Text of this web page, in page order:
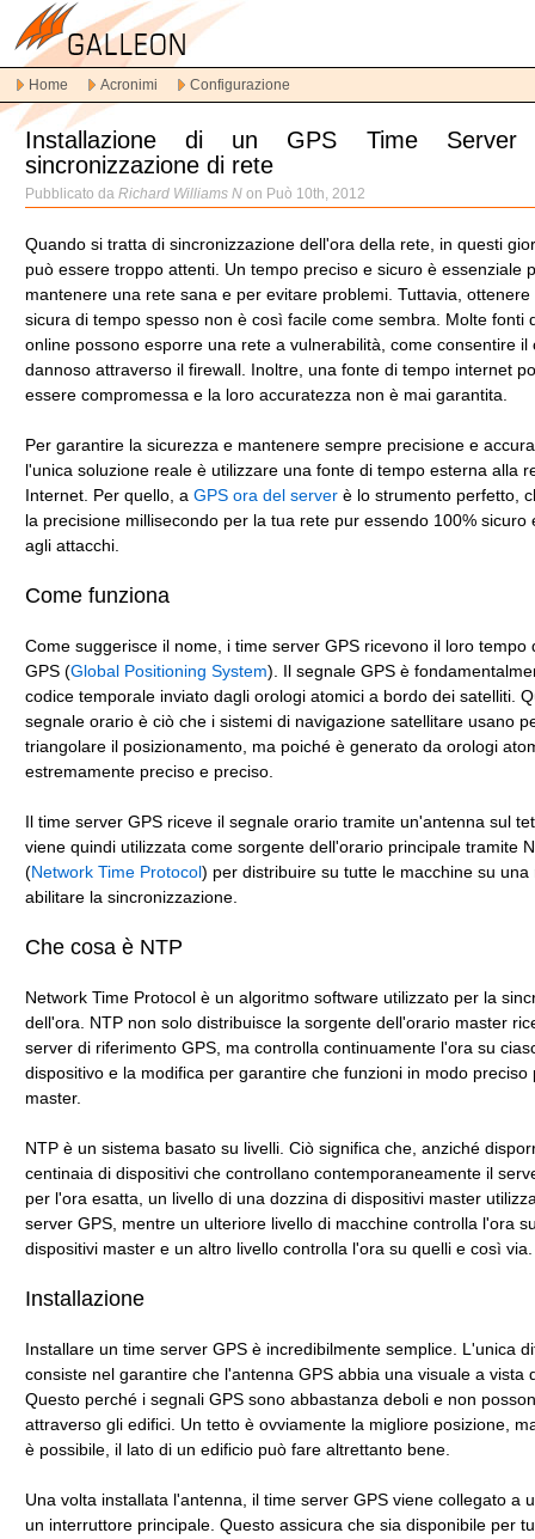
alla
navigazione
principale
Vai
contenuto
principale
contenuto
secondario
Home Acronimi Configurazione
Installazione di un GPS Time
sincronizzazione di rete
Pubblicato da Richard Williams N on Può 10th, 2012
Quando si tratta di sincronizzazione dell'ora della rete, in questi
può essere troppo attenti. Un tempo preciso e sicuro è essenziale
mantenere una rete sana e per evitare problemi. Tuttavia,
sicura di tempo spesso non è così facile come sembra. Molte fonti
online possono esporre una rete a vulnerabilità, come consentire il
dannoso attraverso il firewall. Inoltre, una fonte di tempo internet
essere compromessa e la loro accuratezza non è mai garantita.
Per garantire la sicurezza e mantenere sempre precisione e
l'unica soluzione reale è utilizzare una fonte di tempo esterna alla
Internet. Per quello, a GPS ora del server è lo strumento perfetto,
la precisione millisecondo per la tua rete pur essendo 100% sicuro
agli attacchi.
Come funziona
Come suggerisce il nome, i time server GPS ricevono il loro tempo
GPS (Global Positioning System). Il segnale GPS è
codice temporale inviato dagli orologi atomici a bordo dei satelliti.
segnale orario è ciò che i sistemi di navigazione satellitare usano
triangolare il posizionamento, ma poiché è generato da orologi
estremamente preciso e preciso.
Il time server GPS riceve il segnale orario tramite un'antenna sul
viene quindi utilizzata come sorgente dell'orario principale tramite
(Network Time Protocol) per distribuire su tutte le macchine su una
abilitare la sincronizzazione.
Che cosa è NTP
Network Time Protocol è un algoritmo software utilizzato per la
dell'ora. NTP non solo distribuisce la sorgente dell'orario master
server di riferimento GPS, ma controlla continuamente l'ora su
dispositivo e la modifica per garantire che funzioni in modo preciso
master.
NTP è un sistema basato su livelli. Ciò significa che, anziché
centinaia di dispositivi che controllano contemporaneamente il
per l'ora esatta, un livello di una dozzina di dispositivi master
server GPS, mentre un ulteriore livello di macchine controlla l'ora
dispositivi master e un altro livello controlla l'ora su quelli e così via.
Installazione
Installare un time server GPS è incredibilmente semplice. L'unica
consiste nel garantire che l'antenna GPS abbia una visuale a vista
Questo perché i segnali GPS sono abbastanza deboli e non
attraverso gli edifici. Un tetto è ovviamente la migliore posizione,
è possibile, il lato di un edificio può fare altrettanto bene.
Una volta installata l'antenna, il time server GPS viene collegato a
un interruttore principale. Questo assicura che sia disponibile per